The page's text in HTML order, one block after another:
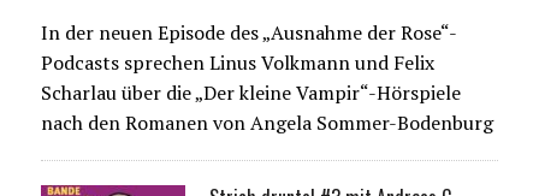
In der neuen Episode des „Ausnahme der Rose“-
Podcasts sprechen Linus Volkmann und Felix
Scharlau über die „Der kleine Vampir“-Hörspiele
nach den Romanen von Angela Sommer-Bodenburg